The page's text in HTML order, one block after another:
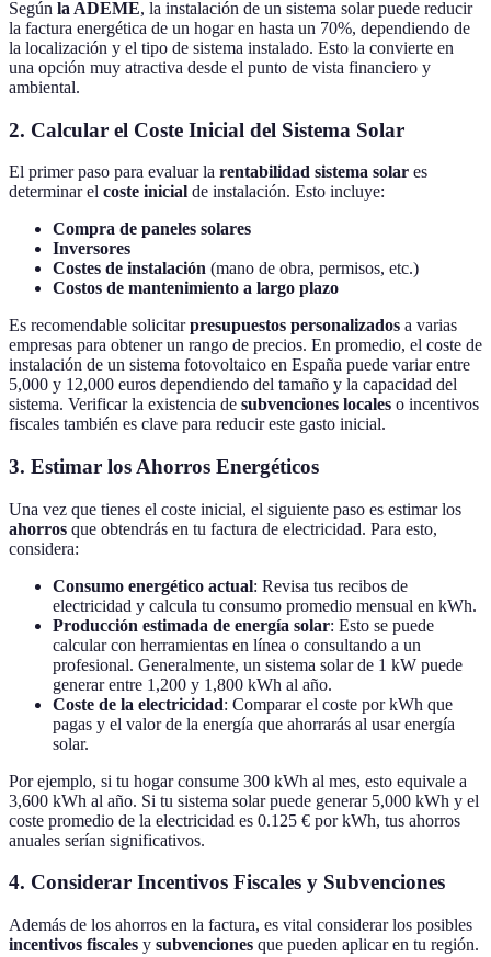
Según la ADEME, la instalación de un sistema solar puede reducir
la factura energética de un hogar en hasta un 70%, dependiendo de
la localización y el tipo de sistema instalado. Esto la convierte en
una opción muy atractiva desde el punto de vista financiero y
ambiental.
2. Calcular el Coste Inicial del Sistema Solar
El primer paso para evaluar la rentabilidad sistema solar es
determinar el coste inicial de instalación. Esto incluye:
Compra de paneles solares
Inversores
Costes de instalación (mano de obra, permisos, etc.)
Costos de mantenimiento a largo plazo
Es recomendable solicitarpresupuestos personalizados a varias
empresas para obtener un rango de precios. En promedio, el coste de
instalación de un sistema fotovoltaico en España puede variar entre
5,000 y 12,000 euros dependiendo del tamaño y la capacidad del
sistema. Verificar la existencia de subvenciones locales o incentivos
fiscales también es clave para reducir este gasto inicial.
3. Estimar los Ahorros Energéticos
Una vez que tienes el coste inicial, el siguiente paso es estimar los
ahorros que obtendrás en tu factura de electricidad. Para esto,
considera:
Consumo energético actual: Revisa tus recibos de
electricidad y calcula tu consumo promedio mensual en kWh.
Producción estimada de energía solar: Esto se puede
calcular con herramientas en línea o consultando a un
profesional. Generalmente, un sistema solar de 1 kW puede
generar entre 1,200 y 1,800 kWh al año.
Coste de la electricidad: Comparar el coste por kWh que
pagas y el valor de la energía que ahorrarás al usar energía
solar.
Por ejemplo, si tu hogar consume 300 kWh al mes, esto equivale a
3,600 kWh al año. Si tu sistema solar puede generar 5,000 kWh y el
coste promedio de la electricidad es 0.125 € por kWh, tus ahorros
anuales serían significativos.
4. Considerar Incentivos Fiscales y Subvenciones
Además de los ahorros en la factura, es vital considerar los posibles
incentivos fiscales y subvenciones que pueden aplicar en tu región.